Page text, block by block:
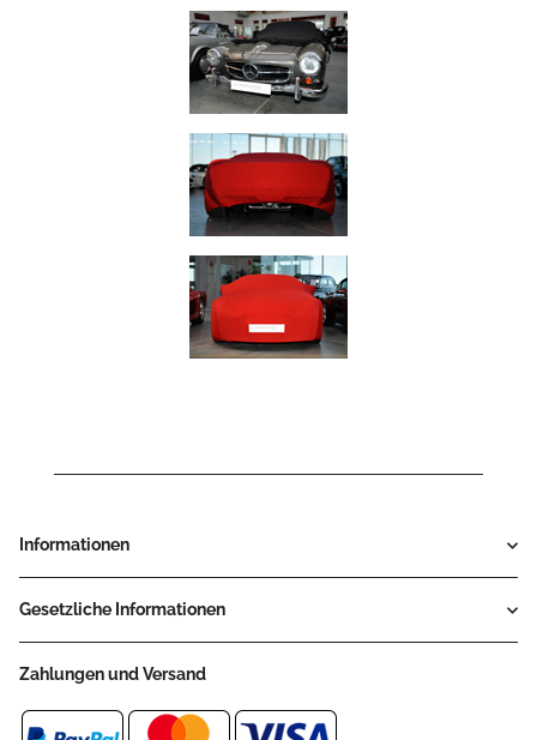
Informationen
Gesetzliche Informationen
Zahlungen und Versand